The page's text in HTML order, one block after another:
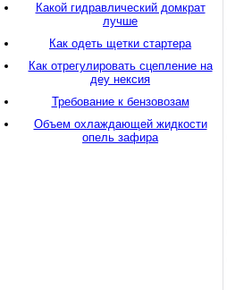
Какой гидравлический домкрат
лучше
Как одеть щетки стартера
Как отрегулировать сцепление на
деу нексия
Требование к бензовозам
Объем охлаждающей жидкости
опель зафира